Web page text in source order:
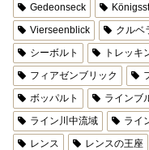
Gedeonseck
Vierseenblick
クルベ
シーボルト
トレッキ
フィアゼンブリック
ボッパルト
ラインブ
ライン川中流域
ライ
レンス
レンスの王座